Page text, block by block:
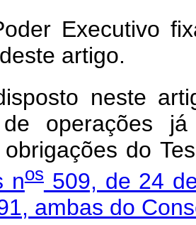
Executivo
artigo.
neste
de operações
do
nos509, de 24
ambas do